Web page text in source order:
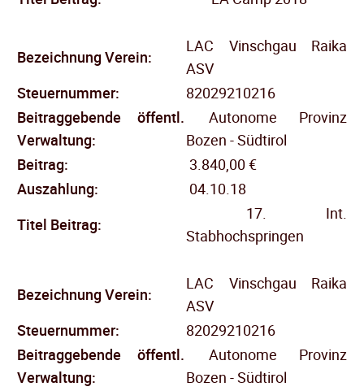
Bezeichnung Verein:
LAC Vinschgau Raika
ASV
Steuernummer:
82029210216
Beitraggebende öffentl.
Verwaltung:
Autonome Provinz
Bozen - Südtirol
Beitrag:
3.840,00 €
Auszahlung:
04.10.18
Titel Beitrag:
17. Int.
Stabhochspringen
Bezeichnung Verein:
LAC Vinschgau Raika
ASV
Steuernummer:
82029210216
Beitraggebende öffentl.
Verwaltung:
Autonome Provinz
Bozen - Südtirol